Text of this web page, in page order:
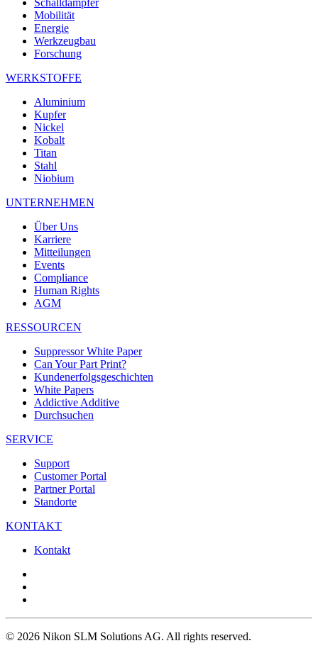
Mobilität
Energie
Werkzeugbau
Forschung
WERKSTOFFE
Aluminium
Kupfer
Nickel
Kobalt
Titan
Stahl
Niobium
UNTERNEHMEN
Über Uns
Karriere
Mitteilungen
Events
Compliance
Human Rights
AGM
RESSOURCEN
Suppressor White Paper
Can Your Part Print?
Kundenerfolgsgeschichten
White Papers
Addictive Additive
Durchsuchen
SERVICE
Support
Customer Portal
Partner Portal
Standorte
KONTAKT
Kontakt
© 2026 Nikon SLM Solutions AG. All rights reserved.